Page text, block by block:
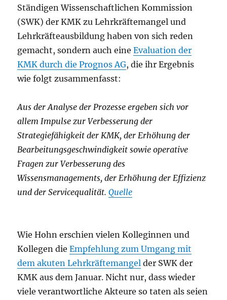
Ständigen Wissenschaftlichen Kommission
(SWK) der KMK zu Lehrkräftemangel und
Lehrkräfteausbildung haben von sich reden
gemacht, sondern auch eineEvaluation der
KMK durch die Prognos AG, die ihr Ergebnis
wie folgt zusammenfasst:
Aus der Analyse der Prozesse ergeben sich vor
allem Impulse zur Verbesserung der
Strategiefähigkeit der KMK, der Erhöhung der
Bearbeitungsgeschwindigkeit sowie operative
Fragen zur Verbesserung des
Wissensmanagements, der Erhöhung der Effizienz
und der Servicequalität.Quelle
Wie Hohn erschien vielen Kolleginnen und
Kollegen dieEmpfehlung zum Umgang mit
dem akuten Lehrkräftemangel der SWK der
KMK aus dem Januar. Nicht nur, dass wieder
viele verantwortliche Akteure so taten als seien